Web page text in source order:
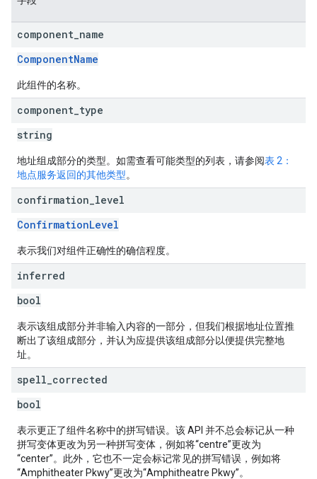
component name
ComponentName
此组件的名称。
component type
string
地址组成部分的类型。如需查看可能类型的列表，请参阅表 2：
地点服务返回的其他类型。
confirmation level
ConfirmationLevel
表示我们对组件正确性的确信程度。
inferred
bool
表示该组成部分并非输入内容的一部分，但我们根据地址位置推
断出了该组成部分，并认为应提供该组成部分以便提供完整地
址。
spell corrected
bool
表示更正了组件名称中的拼写错误。该 API 并不总会标记从一种
拼写变体更改为另一种拼写变体，例如将“centre”更改为
“center”。此外，它也不一定会标记常见的拼写错误，例如将
“Amphitheater Pkwy”更改为“Amphitheatre Pkwy”。